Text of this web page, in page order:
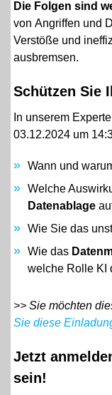
Die Folgen sind
von Angriffen und
Verstöße und
ausbremsen.
Schützen Sie
In unserem
03.12.2024 um
Wann und
Welche
Datenablage
Wie Sie das
Wie das
welche Rolle KI
>> Sie möchten
Sie diese
Jetzt
sein!